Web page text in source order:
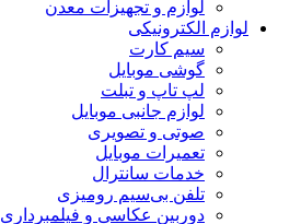
لوازم و تجهیزات معدن
لوازم الکترونیکی
سیم کارت
گوشی موبایل
لپ تاپ و تبلت
لوازم جانبی موبایل
صوتی و تصویری
تعمیرات موبایل
خدمات سانترال
تلفن بی‌سیم رومیزی
دوربین عکاسی و فیلمبرداری